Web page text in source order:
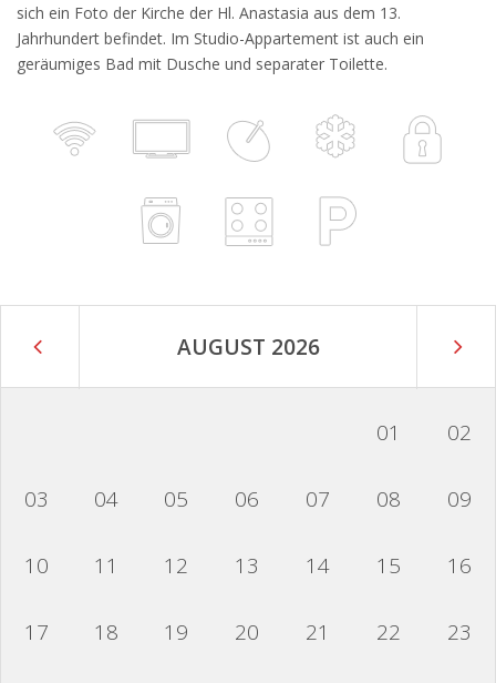
sich ein Foto der Kirche der Hl. Anastasia aus dem 13.
Jahrhundert befindet. Im Studio-Appartement ist auch ein
geräumiges Bad mit Dusche und separater Toilette.
AUGUST 2026
01 02
03 04 05 06 07 08 09
10 11 12 13 14 15 16
17 18 19 20 21 22 23